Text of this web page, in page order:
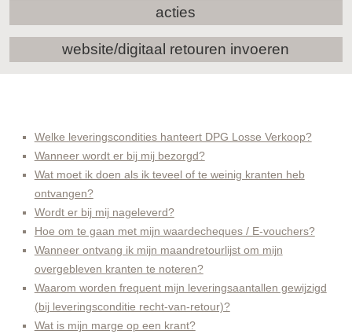
acties
website/digitaal retouren invoeren
Welke leveringscondities hanteert DPG Losse Verkoop?
Wanneer wordt er bij mij bezorgd?
Wat moet ik doen als ik teveel of te weinig kranten heb
ontvangen?
Wordt er bij mij nageleverd?
Hoe om te gaan met mijn waardecheques / E-vouchers?
Wanneer ontvang ik mijn maandretourlijst om mijn
overgebleven kranten te noteren?
Waarom worden frequent mijn leveringsaantallen gewijzigd
(bij leveringsconditie recht-van-retour)?
Wat is mijn marge op een krant?